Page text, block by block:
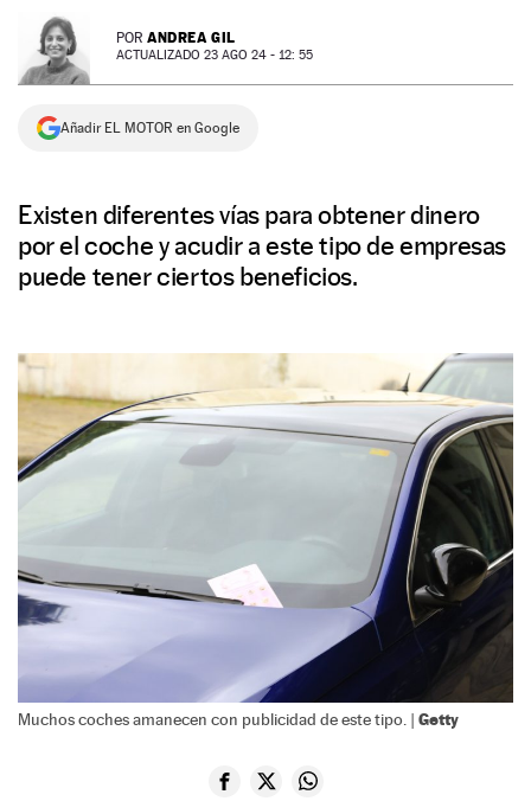
NEWSLETTER POR ANDREA GIL
ACTUALIZADO 23 AGO 24 - 12: 55
Añadir EL MOTOR en Google
Existen diferentes vías para obtener dinero
por el coche y acudir a este tipo de empresas
puede tener ciertos beneficios.
Muchos coches amanecen con publicidad de este tipo. | Getty